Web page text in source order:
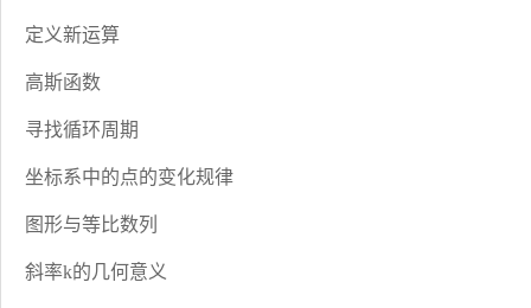
定义新运算
高斯函数
寻找循环周期
坐标系中的点的变化规律
图形与等比数列
斜率k的几何意义